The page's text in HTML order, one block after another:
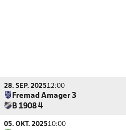
28. SEP. 202512:00
Fremad Amager 3
B 1908 4
05. OKT. 202510:00